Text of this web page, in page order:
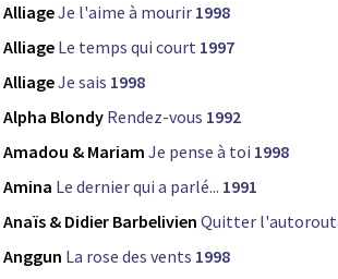
AlliageJe l'aime à mourir 1998
Alliage Le temps qui court 1997
AlliageJe sais 1998
Alpha Blondy Rendez-vous 1992
Amadou & Mariam Je pense à toi 1998
Amina Le dernier qui a parlé... 1991
Anaïs & Didier Barbelivien Quitter
Anggun La rose des vents 1998